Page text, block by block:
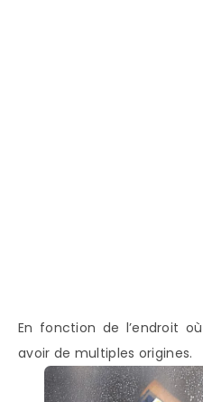
En fonction de l’endroit
avoir de multiples origines.